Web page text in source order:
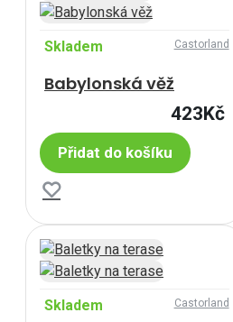
Skladem Castorland
Babylonská věž
423Kč
Přidat do košíku
Skladem Castorland